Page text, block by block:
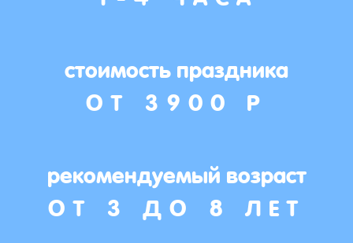
стоимость праздника
ОТ 3900 Р
рекомендуемый возраст
ОТ 3 ДО 8 ЛЕТ